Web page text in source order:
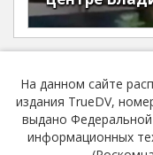
На данном сайте
издания TrueDV,
выдано
информационных